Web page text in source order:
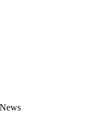
News